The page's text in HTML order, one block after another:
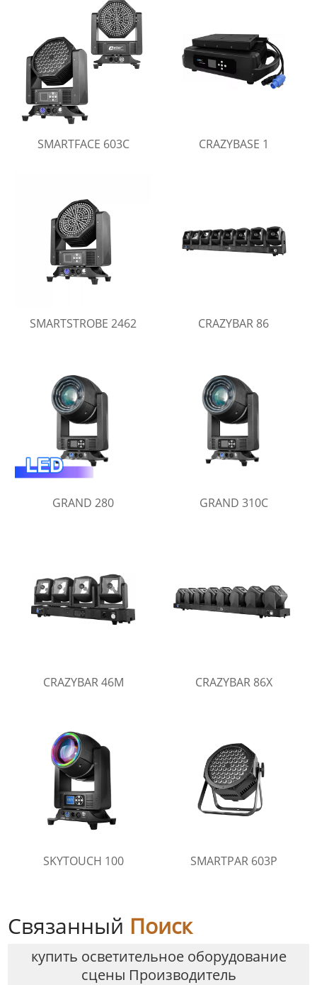
SMARTFACE 603C CRAZYBASE 1
SMARTSTROBE 2462 CRAZYBAR 86
GRAND 280 GRAND 310C
CRAZYBAR 46M CRAZYBAR 86X
SKYTOUCH 100 SMARTPAR 603P
Связанный Поиск
купить осветительное оборудование
сцены Производитель